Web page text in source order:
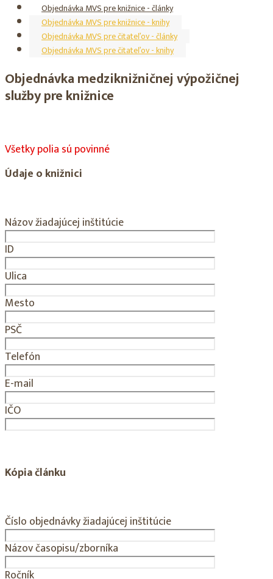
Objednávka MVS pre knižnice - články
Objednávka MVS pre knižnice - knihy
Objednávka MVS pre čitateľov - články
Objednávka MVS pre čitateľov - knihy
Objednávka medziknižničnej výpožičnej
služby pre knižnice
Všetky polia sú povinné
Údaje o knižnici
Názov žiadajúcej inštitúcie
ID
Ulica
Mesto
PSČ
Telefón
E-mail
IČO
Kópia článku
Číslo objednávky žiadajúcej inštitúcie
Názov časopisu/zborníka
Ročník